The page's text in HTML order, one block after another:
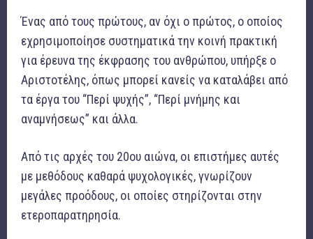
Ένας από τους πρώτους, αν όχι ο πρώτος, ο οποίος
εχρησιμοποίησε συστηματικά την κοινή πρακτική
για έρευνα της έκφρασης του ανθρώπου, υπήρξε ο
Αριστοτέλης, όπως μπορεί κανείς να καταλάβει από
τα έργα του “Περί ψυχής”, “Περί μνήμης και
αναμνήσεως” και άλλα.
Από τις αρχές του 20ου αιώνα, οι επιστήμες αυτές
με μεθόδους καθαρά ψυχολογικές, γνωρίζουν
μεγάλες προόδους, οι οποίες στηρίζονται στην
ετεροπαρατηρησία.